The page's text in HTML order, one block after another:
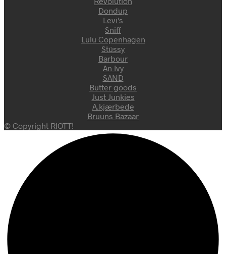
Dondup
Levi's
Sniff
Lulu Copenhagen
Stüssy
Barbour
An Ivy
SAND
Butter goods
Just Junkies
A.kjærbede
Bruuns Bazaar
© Copyright RIOTT!